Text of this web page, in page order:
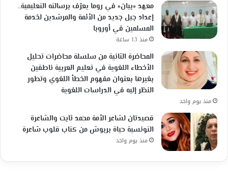
معهد «بيان» في روما يعرّف برسالته التعليمية..
إعداد جيل جديد من الأئمة والمرشدين لخدمة
المسلمين في أوروبا
منذ 13 ساعة
المحاضرة الثانية من سلسلة محاضرات تحليل
الأخطاء اللغوية في تعليم العربية ناطقين
بغيرها بعنوان مفهوم الخطأ اللغوي وتطور
النظر إليه في الدراسات اللغوية
منذ يوم واحد
قصيدتان لشاعر الأمة محمد ثابت والشاعرة
التونسية حياة بربوش من كتاب قلوب شاعرة
منذ يوم واحد